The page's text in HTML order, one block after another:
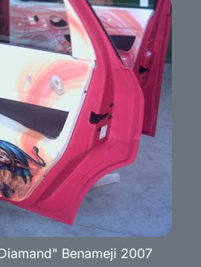
Benameji 2007